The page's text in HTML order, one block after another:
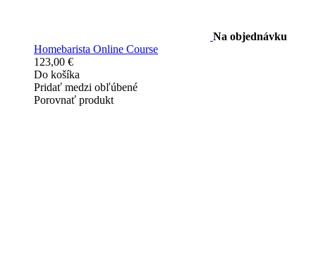
Na objednávku
Homebarista Online Course
123,00 €
Do košíka
Pridať medzi obľúbené
Porovnať produkt